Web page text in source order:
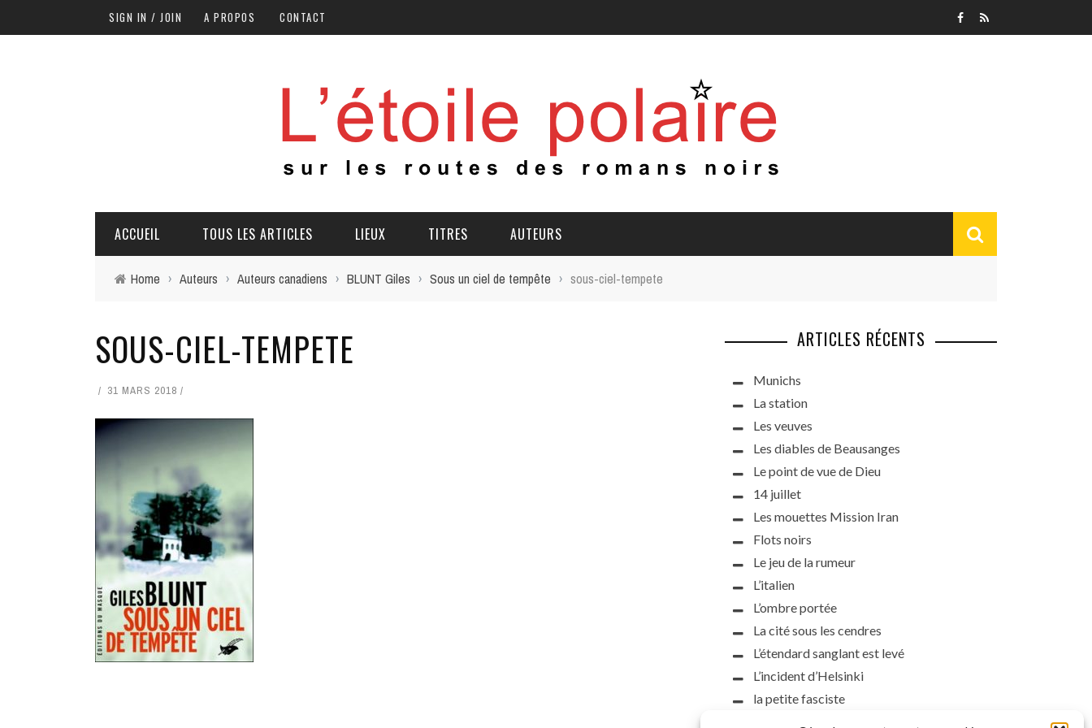
SIGN IN / JOIN A PROPOS CONTACT
ACCUEIL TOUS LES ARTICLES LIEUX TITRES AUTEURS
Home › Auteurs › Auteurs canadiens › BLUNT Giles › Sous un ciel de tempête › sous-ciel-tempete
SOUS-CIEL-TEMPETE
31 MARS 2018
ARTICLES RÉCENTS
Munichs
La station
Les veuves
Les diables de Beausanges
Le point de vue de Dieu
14 juillet
Les mouettes Mission Iran
Flots noirs
Le jeu de la rumeur
L’italien
L’ombre portée
La cité sous les cendres
L’étendard sanglant est levé
L’incident d’Helsinki
la petite fasciste